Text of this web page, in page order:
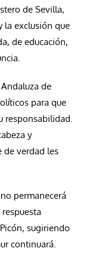
de Sevilla,
la exclusión que
de educación,
de
para que
responsabilidad.
y
de verdad les
permanecerá
sugiriendo
continuará.